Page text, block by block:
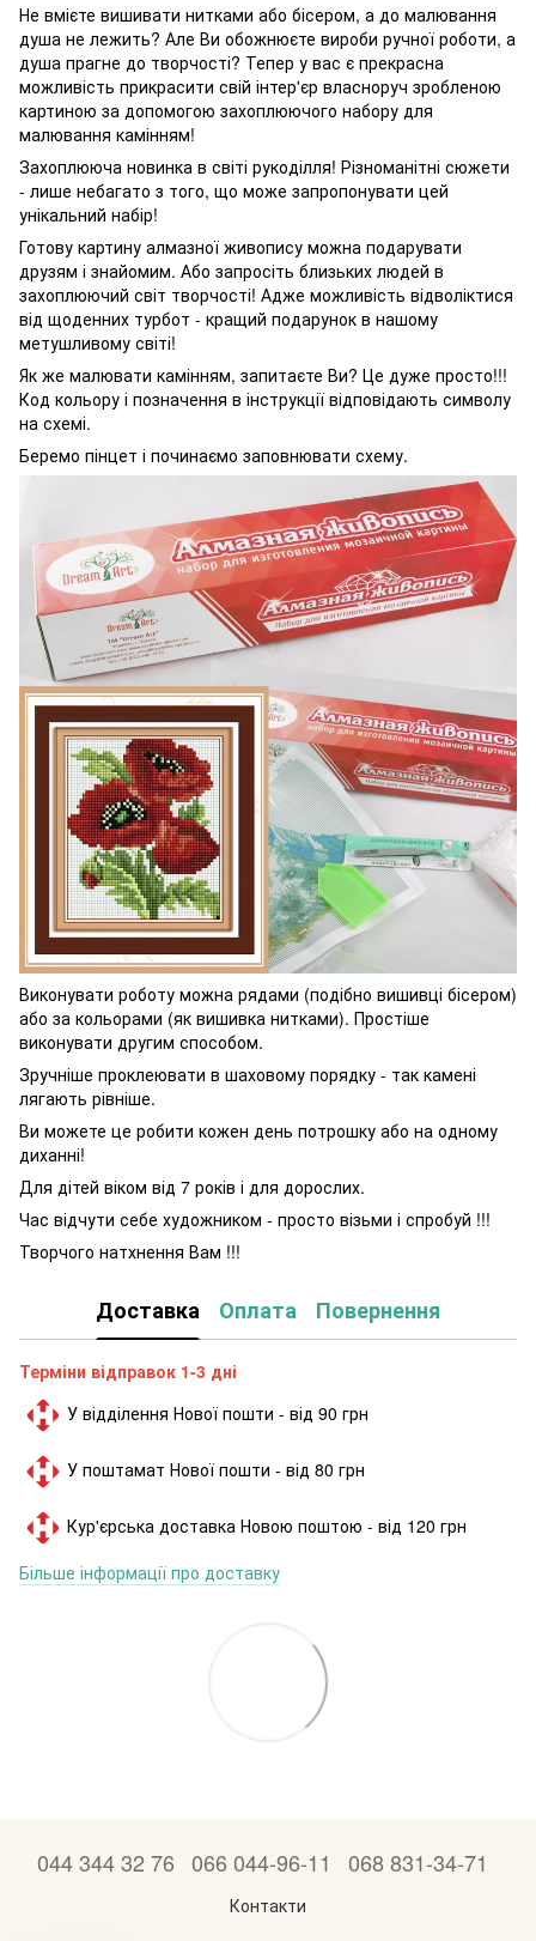
Не вмієте вишивати нитками або бісером, а до малювання
душа не лежить? Але Ви обожнюєте вироби ручної роботи, а
душа прагне до творчості? Тепер у вас є прекрасна
можливість прикрасити свій інтер'єр власноруч зробленою
картиною за допомогою захоплюючого набору для
малювання камінням!
Захоплююча новинка в світі рукоділля! Різноманітні сюжети
- лише небагато з того, що може запропонувати цей
унікальний набір!
Готову картину алмазної живопису можна подарувати
друзям і знайомим. Або запросіть близьких людей в
захоплюючий світ творчості! Адже можливість відволіктися
від щоденних турбот - кращий подарунок в нашому
метушливому світі!
Як же малювати камінням, запитаєте Ви? Це дуже просто!!!
Код кольору і позначення в інструкції відповідають символу
на схемі.
Беремо пінцет і починаємо заповнювати схему.
Виконувати роботу можна рядами (подібно вишивці бісером)
або за кольорами (як вишивка нитками). Простіше
виконувати другим способом.
Зручніше проклеювати в шаховому порядку - так камені
лягають рівніше.
Ви можете це робити кожен день потрошку або на одному
диханні!
Для дітей віком від 7 років і для дорослих.
Час відчути себе художником - просто візьми і спробуй !!!
Творчого натхнення Вам !!!
Доставка Оплата Повернення
Терміни відправок 1-3 дні
У відділення Нової пошти - від 90 грн
У поштамат Нової пошти - від 80 грн
Кур'єрська доставка Новою поштою - від 120 грн
Більше інформації про доставку
044 344 32 76 066 044-96-11 068 831-34-71
Контакти